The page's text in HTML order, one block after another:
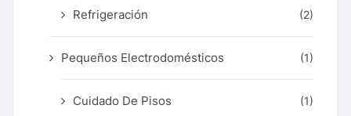
Refrigeración (2)
Pequeños Electrodomésticos (1)
Cuidado De Pisos (1)